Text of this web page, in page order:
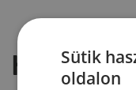
Sütik
oldalon